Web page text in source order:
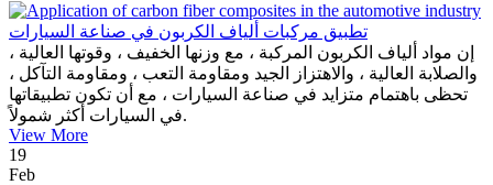
تطبيق مركبات ألياف الكربون في صناعة السيارات
إن مواد ألياف الكربون المركبة ، مع وزنها الخفيف ، وقوتها العالية ،
والصلابة العالية ، والاهتزاز الجيد ومقاومة التعب ، ومقاومة التآكل ،
تحظى باهتمام متزايد في صناعة السيارات ، مع أن تكون تطبيقاتها
في السيارات أكثر شمولاً.
View More
19
Feb